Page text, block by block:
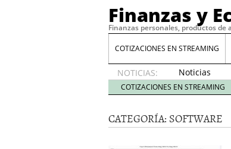
Finanzas y
Finanzas personales, productos de
COTIZACIONES EN STREAMING
NOTICIAS:
Noticias
de XRP
por qué
alertas
de
COTIZACIONES EN STREAMING
CATEGORÍA: SOFTWARE